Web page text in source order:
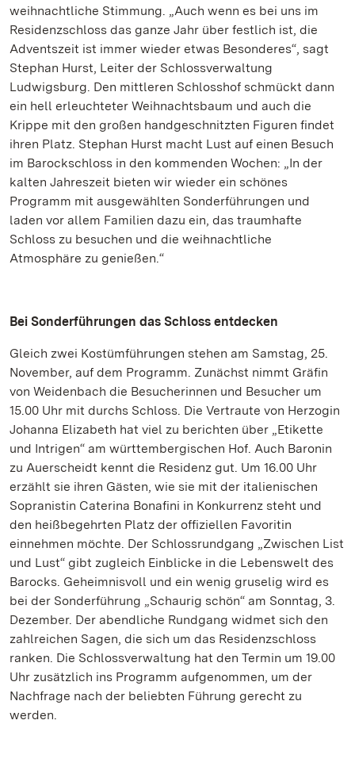
weihnachtliche Stimmung. „Auch wenn es bei uns im
Residenzschloss das ganze Jahr über festlich ist, die
Adventszeit ist immer wieder etwas Besonderes“, sagt
Stephan Hurst, Leiter der Schlossverwaltung
Ludwigsburg. Den mittleren Schlosshof schmückt dann
ein hell erleuchteter Weihnachtsbaum und auch die
Krippe mit den großen handgeschnitzten Figuren findet
ihren Platz. Stephan Hurst macht Lust auf einen Besuch
im Barockschloss in den kommenden Wochen: „In der
kalten Jahreszeit bieten wir wieder ein schönes
Programm mit ausgewählten Sonderführungen und
laden vor allem Familien dazu ein, das traumhafte
Schloss zu besuchen und die weihnachtliche
Atmosphäre zu genießen.“
Bei Sonderführungen das Schloss entdecken
Gleich zwei Kostümführungen stehen am Samstag, 25.
November, auf dem Programm. Zunächst nimmt Gräfin
von Weidenbach die Besucherinnen und Besucher um
15.00 Uhr mit durchs Schloss. Die Vertraute von Herzogin
Johanna Elizabeth hat viel zu berichten über „Etikette
und Intrigen“ am württembergischen Hof. Auch Baronin
zu Auerscheidt kennt die Residenz gut. Um 16.00 Uhr
erzählt sie ihren Gästen, wie sie mit der italienischen
Sopranistin Caterina Bonafini in Konkurrenz steht und
den heißbegehrten Platz der offiziellen Favoritin
einnehmen möchte. Der Schlossrundgang „Zwischen List
und Lust“ gibt zugleich Einblicke in die Lebenswelt des
Barocks. Geheimnisvoll und ein wenig gruselig wird es
bei der Sonderführung „Schaurig schön“ am Sonntag, 3.
Dezember. Der abendliche Rundgang widmet sich den
zahlreichen Sagen, die sich um das Residenzschloss
ranken. Die Schlossverwaltung hat den Termin um 19.00
Uhr zusätzlich ins Programm aufgenommen, um der
Nachfrage nach der beliebten Führung gerecht zu
werden.